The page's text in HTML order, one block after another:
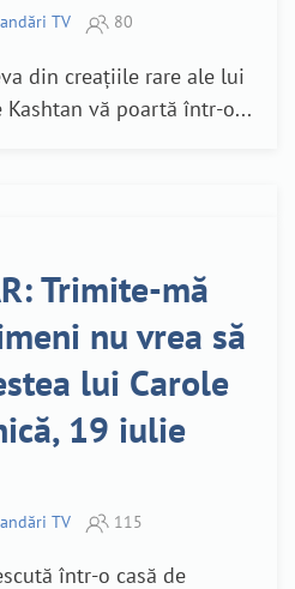
TV 80
din creațiile rare ale lui
vă poartă într-o...
Trimite-mă
nu vrea să
lui Carole
19 iulie
TV 115
într-o casă de